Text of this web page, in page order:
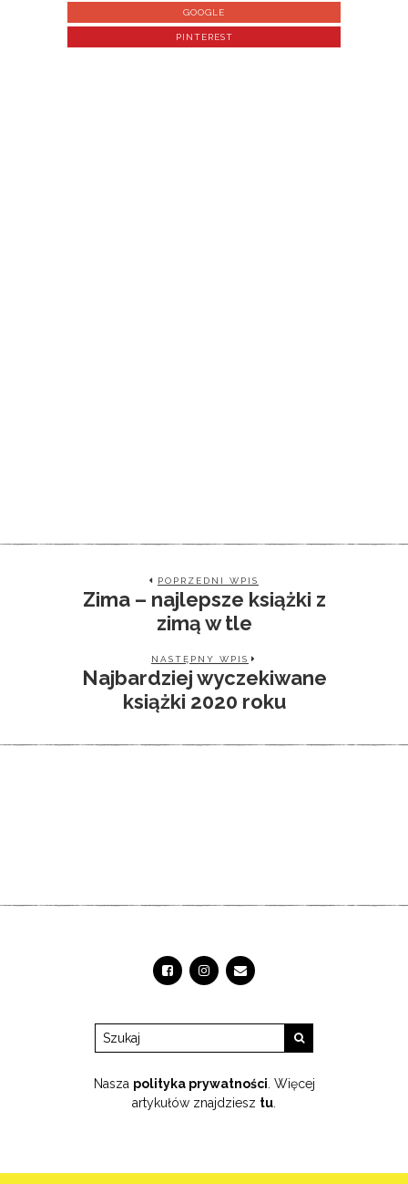
GOOGLE
PINTEREST
POPRZEDNI WPIS
Zima – najlepsze książki z
zimą w tle
NASTĘPNY WPIS
Najbardziej wyczekiwane
książki 2020 roku
Nasza polityka prywatności . Więcej
artykułów znajdziesz tu